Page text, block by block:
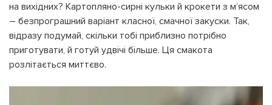
на вихідних? Картопляно-сирні кульки й крокети з м’ясом
– безпрограшний варіант класної, смачної закуски. Так,
відразу подумай, скільки тобі приблизно потрібно
приготувати, й готуй удвічі більше. Ця смакота
розлітається миттєво.